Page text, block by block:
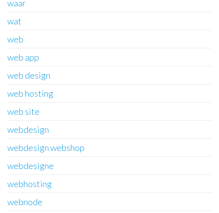
waar
wat
web
web app
web design
web hosting
web site
webdesign
webdesign webshop
webdesigne
webhosting
webnode